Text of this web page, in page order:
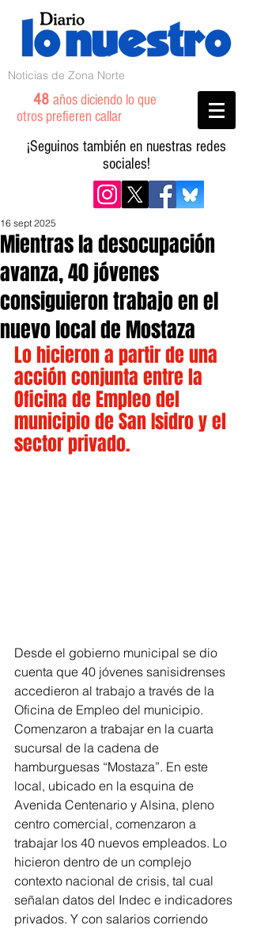
Noticias de Zona Norte
48 años diciendo lo que
otros prefieren callar
¡Seguinos también en nuestras redes
sociales!
Mientras la desocupación
avanza, 40 jóvenes
consiguieron trabajo en el
nuevo local de Mostaza
16 sept 2025
Lo hicieron a partir de una
acción conjunta entre la
Oficina de Empleo del
municipio de San Isidro y el
sector privado.
Desde el gobierno municipal se dio
cuenta que 40 jóvenes sanisidrenses
accedieron al trabajo a través de la
Oficina de Empleo del municipio.
Comenzaron a trabajar en la cuarta
sucursal de la cadena de
hamburguesas “Mostaza”. En este
local, ubicado en la esquina de
Avenida Centenario y Alsina, pleno
centro comercial, comenzaron a
trabajar los 40 nuevos empleados. Lo
hicieron dentro de un complejo
contexto nacional de crisis, tal cual
señalan datos del Indec e indicadores
privados. Y con salarios corriendo